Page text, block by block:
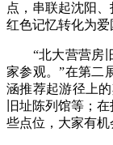
点，串联起沈阳
红色记忆转化为爱
“北大营营房旧
家参观。”在第二
涵推荐起游径上
旧址陈列馆等；
些点位，大家有